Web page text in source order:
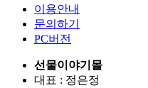
이용안내
문의하기
PC버전
선물이야기몰
대표 : 정은정